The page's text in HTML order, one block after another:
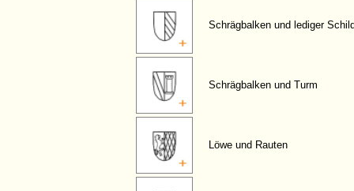
Schrägbalken und lediger
Schrägbalken und Turm
Löwe und Rauten